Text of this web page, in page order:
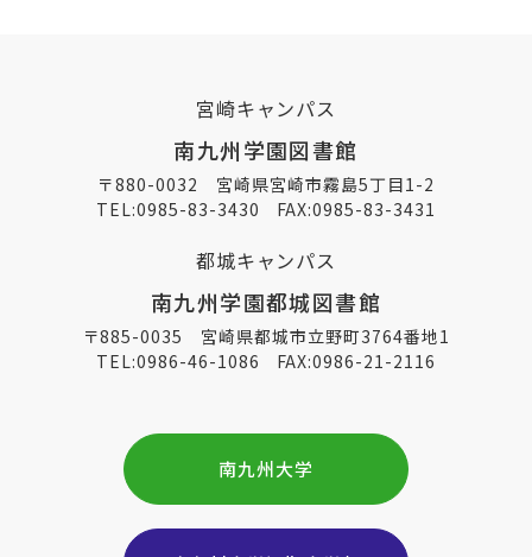
宮崎キャンパス
南九州学園図書館
〒880-0032 宮崎県宮崎市霧島5丁目1-2
TEL:0985-83-3430 FAX:0985-83-3431
都城キャンパス
南九州学園都城図書館
〒885-0035 宮崎県都城市立野町3764番地1
TEL:0986-46-1086 FAX:0986-21-2116
南九州大学